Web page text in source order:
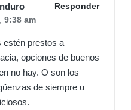
Responder
9:38 am
estén prestos a
opciones de buenos
no hay. O son los
de siempre u